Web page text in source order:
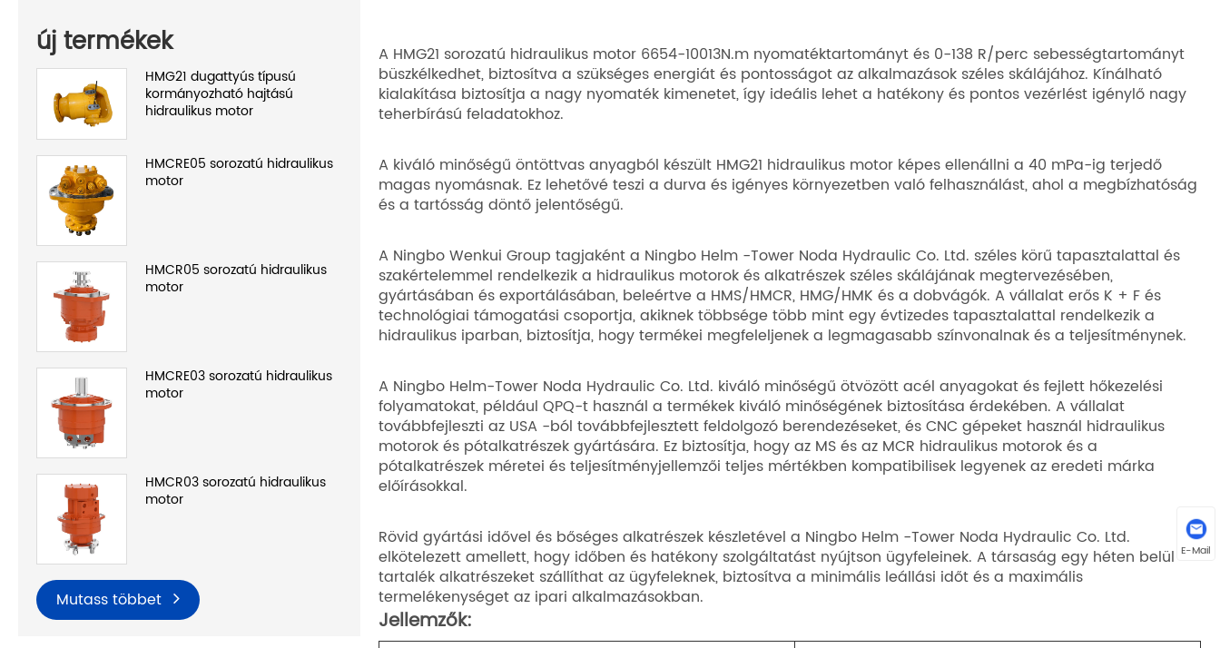
új termékek
HMG21 dugattyús típusú
kormányozható hajtású
hidraulikus motor
HMCRE05 sorozatú hidraulikus
motor
HMCR05 sorozatú hidraulikus
motor
HMCRE03 sorozatú hidraulikus
motor
HMCR03 sorozatú hidraulikus
motor
Mutass többet
A HMG21 sorozatú hidraulikus motor 6654-10013N.m nyomatéktartományt és 0-138 R/perc sebességtartományt
büszkélkedhet, biztosítva a szükséges energiát és pontosságot az alkalmazások széles skálájához. Kínálható
kialakítása biztosítja a nagy nyomaték kimenetet, így ideális lehet a hatékony és pontos vezérlést igénylő nagy
teherbírású feladatokhoz.
A kiváló minőségű öntöttvas anyagból készült HMG21 hidraulikus motor képes ellenállni a 40 mPa-ig terjedő
magas nyomásnak. Ez lehetővé teszi a durva és igényes környezetben való felhasználást, ahol a megbízhatóság
és a tartósság döntő jelentőségű.
A Ningbo Wenkui Group tagjaként a Ningbo Helm -Tower Noda Hydraulic Co. Ltd. széles körű tapasztalattal és
szakértelemmel rendelkezik a hidraulikus motorok és alkatrészek széles skálájának megtervezésében,
gyártásában és exportálásában, beleértve a HMS/HMCR, HMG/HMK és a dobvágók. A vállalat erős K + F és
technológiai támogatási csoportja, akiknek többsége több mint egy évtizedes tapasztalattal rendelkezik a
hidraulikus iparban, biztosítja, hogy termékei megfeleljenek a legmagasabb színvonalnak és a teljesítménynek.
A Ningbo Helm-Tower Noda Hydraulic Co. Ltd. kiváló minőségű ötvözött acél anyagokat és fejlett hőkezelési
folyamatokat, például QPQ-t használ a termékek kiváló minőségének biztosítása érdekében. A vállalat
továbbfejleszti az USA -ból továbbfejlesztett feldolgozó berendezéseket, és CNC gépeket használ hidraulikus
motorok és pótalkatrészek gyártására. Ez biztosítja, hogy az MS és az MCR hidraulikus motorok és a
pótalkatrészek méretei és teljesítményjellemzői teljes mértékben kompatibilisek legyenek az eredeti márka
előírásokkal.
Rövid gyártási idővel és bőséges alkatrészek készletével a Ningbo Helm -Tower Noda Hydraulic Co. Ltd.
elkötelezett amellett, hogy időben és hatékony szolgáltatást nyújtson ügyfeleinek. A társaság egy héten belül
tartalék alkatrészeket szállíthat az ügyfeleknek, biztosítva a minimális leállási időt és a maximális
termelékenységet az ipari alkalmazásokban.
Jellemzők:
E-Mail